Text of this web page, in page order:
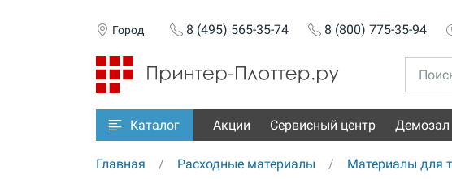
Город 8 (495) 565-35-74 8 (800) 775-35-94
Каталог Акции Сервисный центр Демозал
Главная Расходные материалы Материалы для